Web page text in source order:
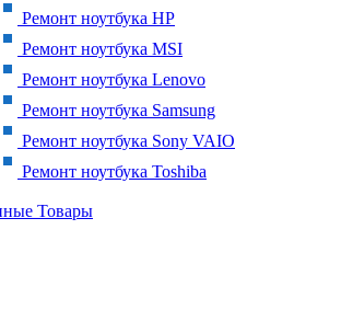
Ремонт ноутбука HP
Ремонт ноутбука MSI
Ремонт ноутбука Lenovo
Ремонт ноутбука Samsung
Ремонт ноутбука Sony VAIO
Ремонт ноутбука Toshiba
Товары